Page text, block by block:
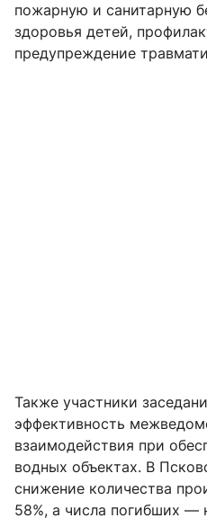
пожарную и санитарную
здоровья детей,
предупреждение
Также участники
эффективность
взаимодействия при
водных объектах. В
снижение количества
58%, а числа погибших —